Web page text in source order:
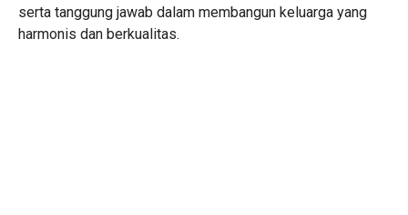
serta tanggung jawab dalam membangun keluarga yang
harmonis dan berkualitas.